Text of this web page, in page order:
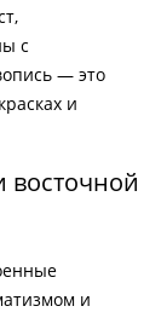
с
— это
и
восточной
и